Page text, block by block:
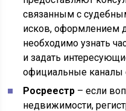
связанным с
исков, оформлением
необходимо узнать
и задать
официальные каналы
Росреестр – если
недвижимости,